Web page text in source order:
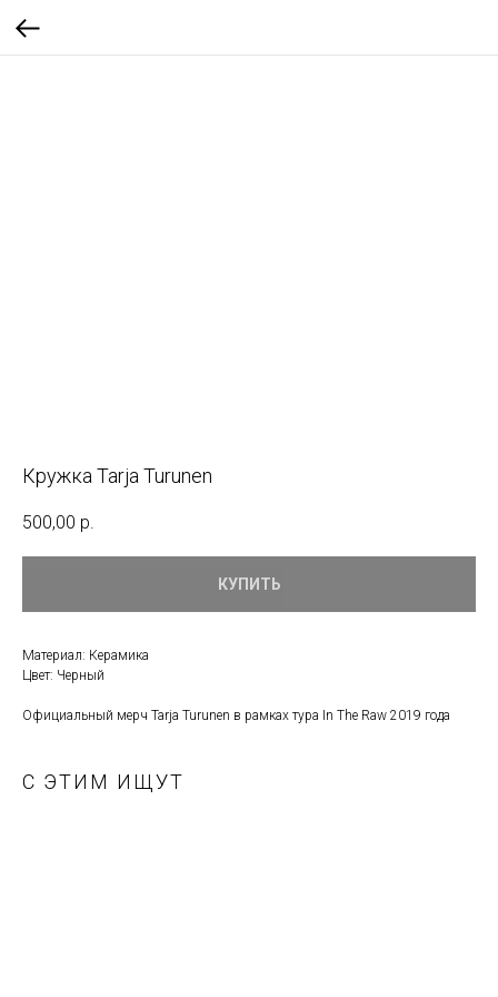
Кружка Tarja Turunen
500,00 р.
КУПИТЬ
Материал: Керамика
Цвет: Черный
Официальный мерч Tarja Turunen в рамках тура In The Raw 2019 года
С ЭТИМ ИЩУТ